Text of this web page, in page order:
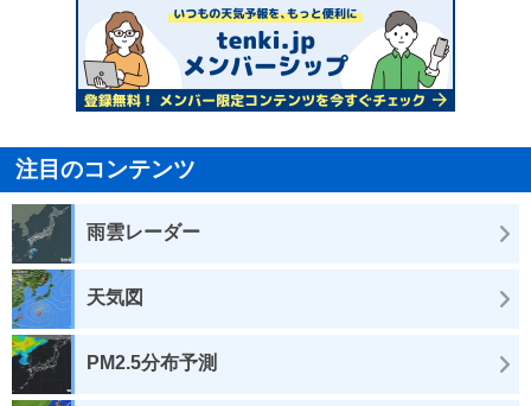
注目のコンテンツ
雨雲レーダー
天気図
PM2.5分布予測